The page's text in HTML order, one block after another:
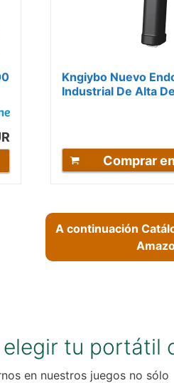
Kngiybo Nuevo
Industrial De Alta
Comprar
A continuación
tu portátil
en nuestros juegos no sólo